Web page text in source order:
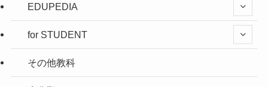
EDUPEDIA
for STUDENT
その他教科